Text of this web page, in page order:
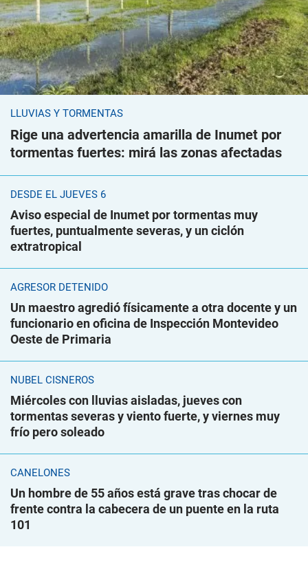
LLUVIAS Y TORMENTAS
Rige una advertencia amarilla de Inumet por
tormentas fuertes: mirá las zonas afectadas
DESDE EL JUEVES 6
Aviso especial de Inumet por tormentas muy
fuertes, puntualmente severas, y un ciclón
extratropical
AGRESOR DETENIDO
Un maestro agredió físicamente a otra docente y un
funcionario en oficina de Inspección Montevideo
Oeste de Primaria
NUBEL CISNEROS
Miércoles con lluvias aisladas, jueves con
tormentas severas y viento fuerte, y viernes muy
frío pero soleado
CANELONES
Un hombre de 55 años está grave tras chocar de
frente contra la cabecera de un puente en la ruta
101